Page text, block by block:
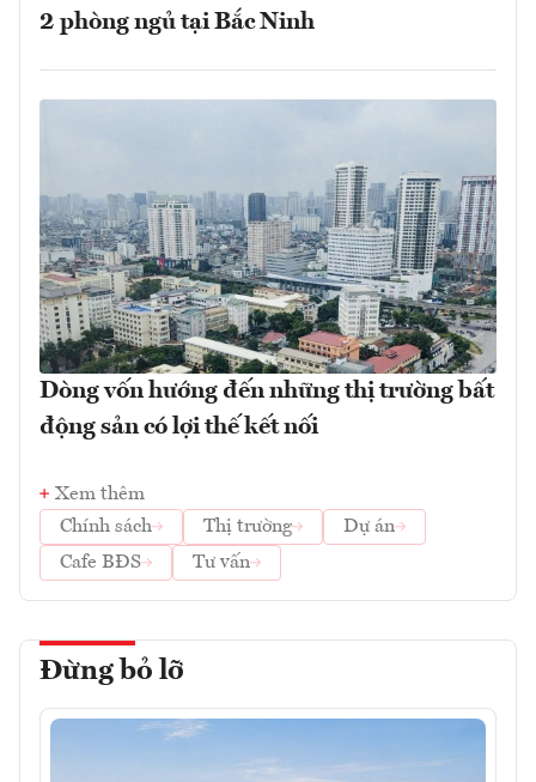
2 phòng ngủ tại Bắc Ninh
Dòng vốn hướng đến những thị trường bất
động sản có lợi thế kết nối
Xem thêm
Chính sách
Thị trường
Dự án
Cafe BĐS
Tư vấn
Đừng bỏ lỡ